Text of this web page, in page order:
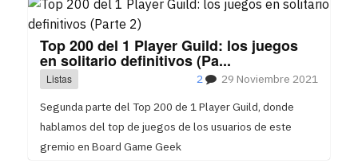
Top 200 del 1 Player Guild: los juegos
en solitario definitivos (Pa...
Listas 29 Noviembre 2021
2
Segunda parte del Top 200 de 1 Player Guild, donde
hablamos del top de juegos de los usuarios de este
gremio en Board Game Geek